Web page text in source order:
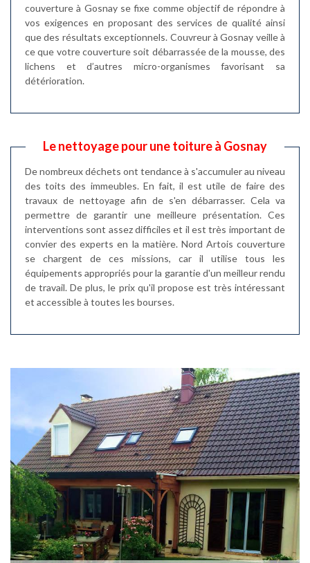
couverture à Gosnay se fixe comme objectif de répondre à
vos exigences en proposant des services de qualité ainsi
que des résultats exceptionnels. Couvreur à Gosnay veille à
ce que votre couverture soit débarrassée de la mousse, des
lichens et d’autres micro-organismes favorisant sa
détérioration.
Le nettoyage pour une toiture à Gosnay
De nombreux déchets ont tendance à s'accumuler au niveau
des toits des immeubles. En fait, il est utile de faire des
travaux de nettoyage afin de s'en débarrasser. Cela va
permettre de garantir une meilleure présentation. Ces
interventions sont assez difficiles et il est très important de
convier des experts en la matière. Nord Artois couverture
se chargent de ces missions, car il utilise tous les
équipements appropriés pour la garantie d'un meilleur rendu
de travail. De plus, le prix qu'il propose est très intéressant
et accessible à toutes les bourses.